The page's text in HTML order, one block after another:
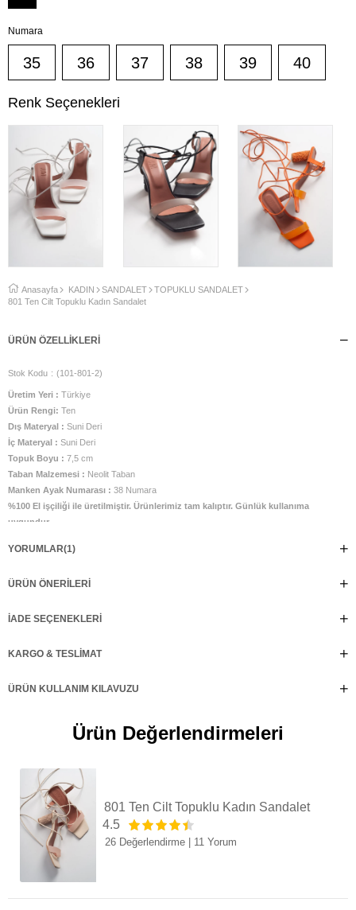
Numara
35 36 37 38 39 40
Renk Seçenekleri
Anasayfa KADIN SANDALET
TOPUKLU SANDALET
801 Ten Cilt Topuklu Kadın Sandalet
ÜRÜN ÖZELLIKLERI
Stok Kodu (101-801-2)
Üretim Yeri : Türkiye
Ürün Rengi: Ten
Dış Materyal : Suni Deri
İç Materyal : Suni Deri
Topuk Boyu : 7,5 cm
Taban Malzemesi : Neolit Taban
Manken Ayak Numarası : 38 Numara
%100 El işçiliği ile üretilmiştir. Ürünlerimiz tam kalıptır. Günlük kullanıma
uygundur.
YORUMLAR(1)
ÜRÜN ÖNERILERI
İADE SEÇENEKLERI
KARGO & TESLIMAT
ÜRÜN KULLANIM KILAVUZU
Ürün Değerlendirmeleri
801 Ten Cilt Topuklu Kadın Sandalet
4.5
26 Değerlendirme | 11 Yorum